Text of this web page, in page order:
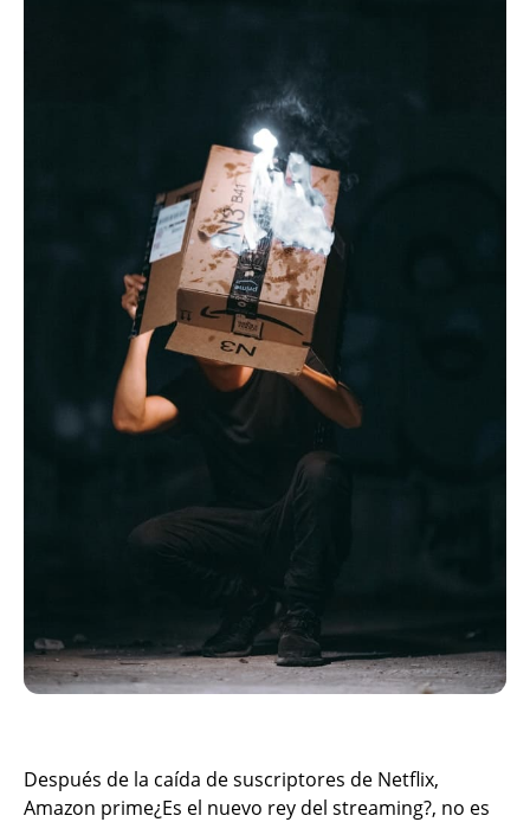
Después de la caída de suscriptores de Netflix,
Amazon prime¿Es el nuevo rey del streaming?, no es